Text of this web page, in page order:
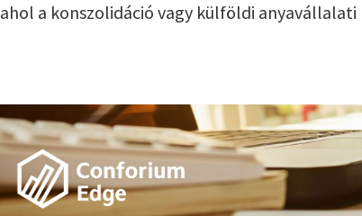
ahol a konszolidáció vagy külföldi